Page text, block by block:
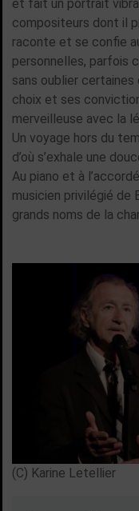
et fait un portrait
compositeurs dont il
raconte et se confie
personnelles, parfois
sans oublier
choix et ses
merveilleuse avec la
Un voyage hors du
d’où s’exhale une
Au piano et à
musicien privilégié de
grands noms de la
(C) Karine Letellier